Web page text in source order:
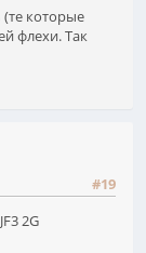
которые
флехи. Так
#19
2G